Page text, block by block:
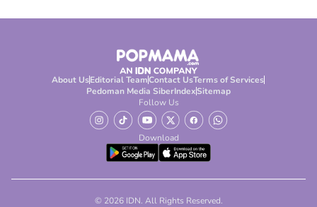
About UsEditorial TeamContact UsTerms of Services
Pedoman Media SiberIndexSitemap
Follow Us
Download
© 2026 IDN. All Rights Reserved.